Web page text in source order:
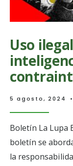
Uso
5 agosto, 2024 •
Boletín La Lupa
boletín se
la